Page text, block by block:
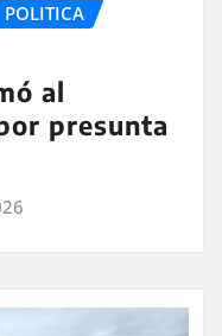
POLITICA
al
presunta